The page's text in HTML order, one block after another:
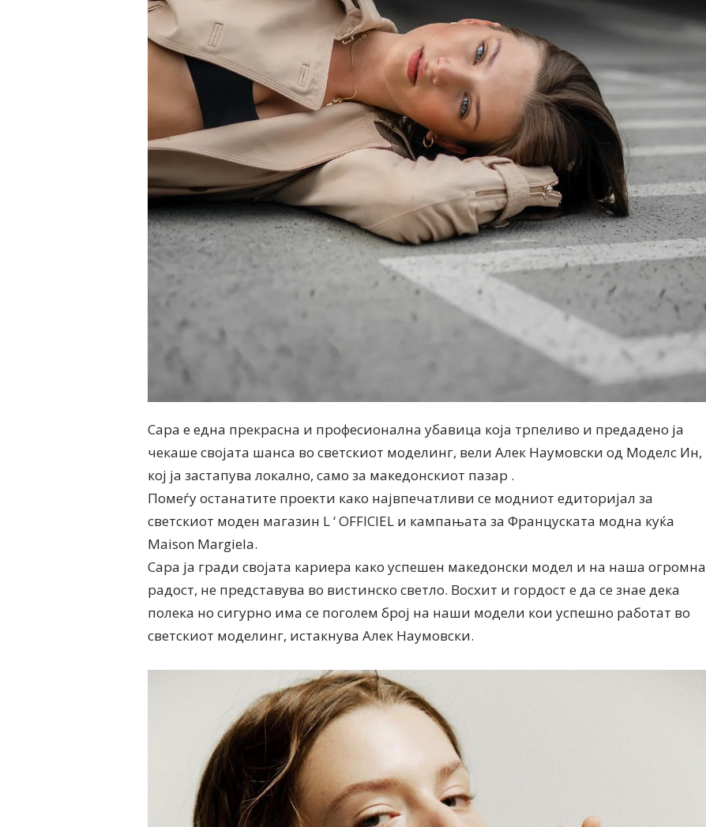
Сара е една прекрасна и професионална убавица која трпеливо и предадено ја
чекаше својата шанса во светскиот моделинг, вели Алек Наумовски од Моделс Ин,
кој ја застапува локално, само за македонскиот пазар .
Помеѓу останатите проекти како највпечатливи се модниот едиторијал за
светскиот моден магазин L ‘ OFFICIEL и кампањата за Француската модна куќа
Maison Margiela.
Сара ја гради својата кариера како успешен македонски модел и на наша огромна
радост, не представува во вистинско светло. Восхит и гордост е да се знае дека
полека но сигурно има се поголем број на наши модели кои успешно работат во
светскиот моделинг, истакнува Алек Наумовски.
Модни цитати Модни цитати